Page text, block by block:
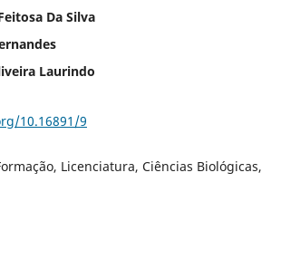
Da Silva
Laurindo
10.16891/9
Licenciatura, Ciências Biológicas,